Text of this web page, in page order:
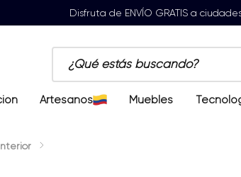
Disfruta de ENVÍO GRATIS a
¿Qué estás buscando?
Artesanos Muebles